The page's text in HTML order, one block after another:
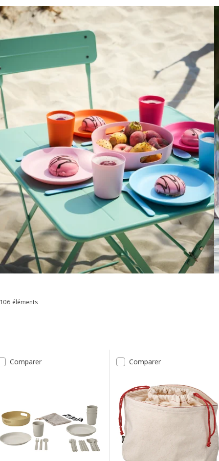
Skip listing
Trier et filtrer
106 éléments
Liste des résultats
Comparer Comparer